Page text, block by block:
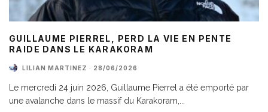
GUILLAUME PIERREL, PERD LA VIE EN PENTE
RAIDE DANS LE KARAKORAM
LILIAN MARTINEZ · 28/06/2026
Le mercredi 24 juin 2026, Guillaume Pierrel a été emporté par
une avalanche dans le massif du Karakoram,...